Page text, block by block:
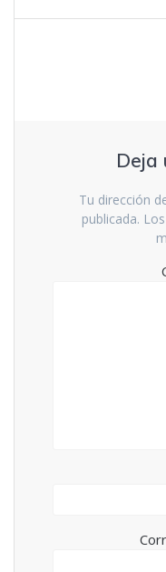
Deja
Tu dirección
publicada.